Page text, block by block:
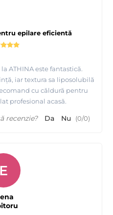
epilare eficientă
ATHINA este fantastică.
iar textura sa liposolubilă
cu căldură pentru
profesional acasă.
recenzie? Da Nu (0/0)
E